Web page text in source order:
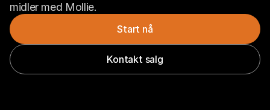
midler med Mollie.
Start nå
Kontakt salg